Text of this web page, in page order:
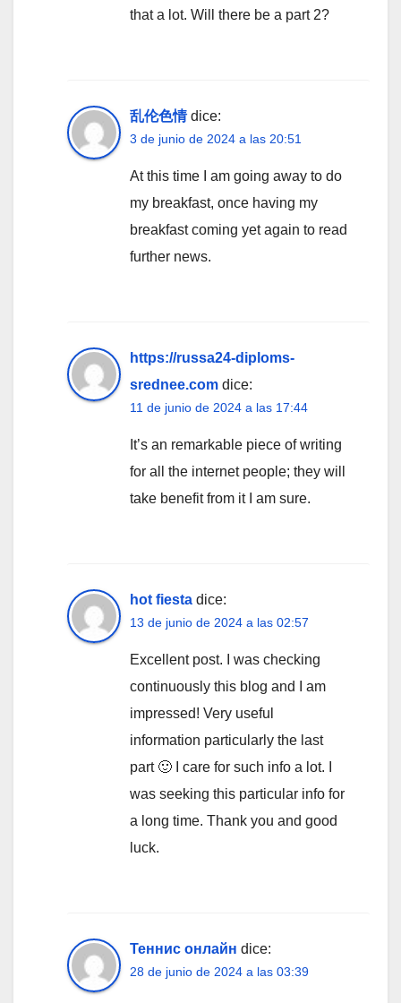
that a lot. Will there be a part 2?
乱伦色情 dice:
3 de junio de 2024 a las 20:51
At this time I am going away to do
my breakfast, once having my
breakfast coming yet again to read
further news.
https://russa24-diploms-
srednee.com dice:
11 de junio de 2024 a las 17:44
It’s an remarkable piece of writing
for all the internet people; they will
take benefit from it I am sure.
hot fiesta dice:
13 de junio de 2024 a las 02:57
Excellent post. I was checking
continuously this blog and I am
impressed! Very useful
information particularly the last
part 🙂 I care for such info a lot. I
was seeking this particular info for
a long time. Thank you and good
luck.
Теннис онлайн dice:
28 de junio de 2024 a las 03:39